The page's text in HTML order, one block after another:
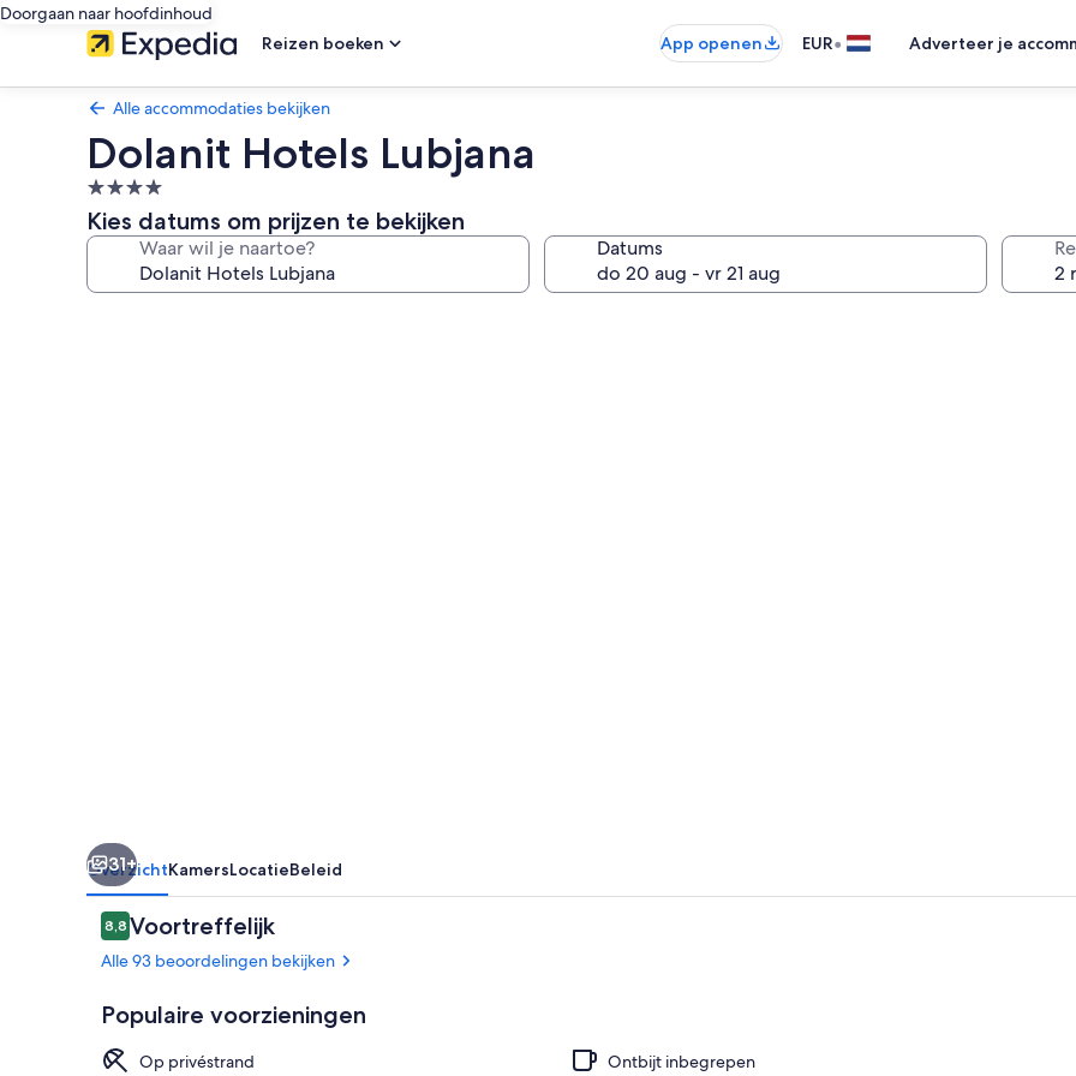
Doorgaan naar hoofdinhoud
Reizen boeken
App openen EUR• Adverteer je
Alle accommodaties bekijken
Dolanit Hotels Lubjana
4.0-
sterrenaccommodatie
Kies datums om prijzen te bekijken
Waar wil je naartoe? Datums
Standaard
31+
OverzichtKamersLocatieBeleid
Beoordelingen
8,88,8 op 10 –
Voortreffelijk
Alle 93 beoordelingen bekijken
Populaire voorzieningen
Op privéstrand
Ontbijt inbegrepen